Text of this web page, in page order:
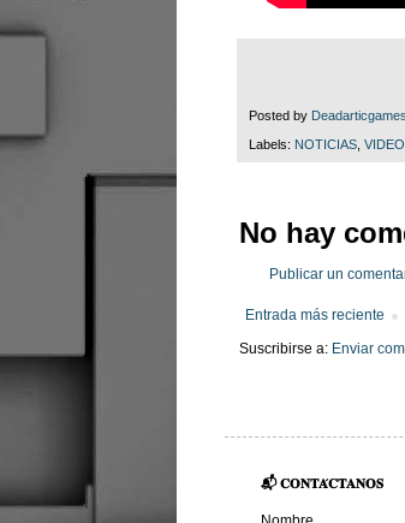
Posted by Deadarticgames
Labels: NOTICIAS
No hay
Publicar un
Entrada más reciente
Suscribirse a: Enviar
📬 𝐂𝐎𝐍𝐓𝐀́𝐂𝐓𝐀𝐍𝐎𝐒